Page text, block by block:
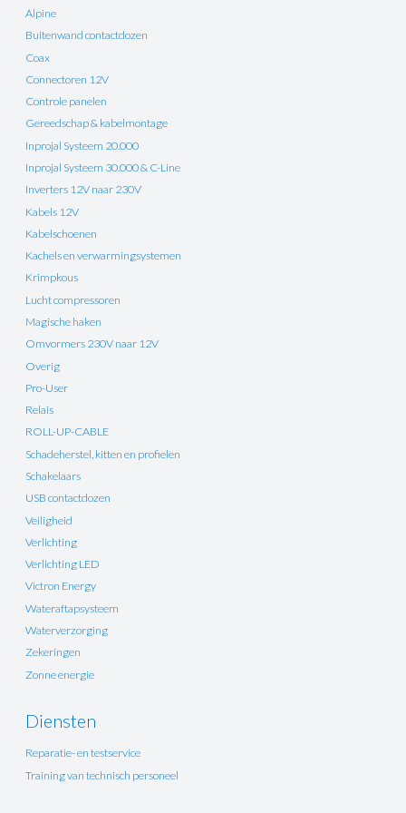
Alpine
Buitenwand contactdozen
Coax
Connectoren 12V
Controle panelen
Gereedschap & kabelmontage
Inprojal Systeem 20.000
Inprojal Systeem 30.000 & C-Line
Inverters 12V naar 230V
Kabels 12V
Kabelschoenen
Kachels en verwarmingsystemen
Krimpkous
Lucht compressoren
Magische haken
Omvormers 230V naar 12V
Overig
Pro-User
Relais
ROLL-UP-CABLE
Schadeherstel, kitten en profielen
Schakelaars
USB contactdozen
Veiligheid
Verlichting
Verlichting LED
Victron Energy
Wateraftapsysteem
Waterverzorging
Zekeringen
Zonne energie
Diensten
Reparatie- en testservice
Training van technisch personeel